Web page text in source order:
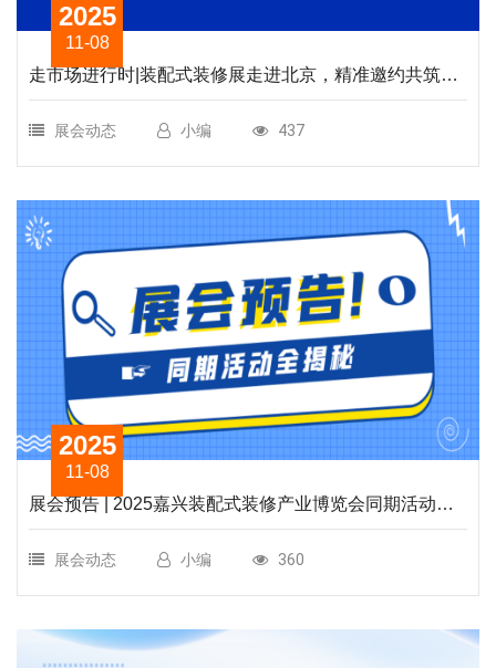
2025
11-08
走市场进行时|装配式装修展走进北京，精准邀约共筑行
业盛会
展会动态 小编 437
2025
11-08
展会预告 | 2025嘉兴装配式装修产业博览会同期活动全
揭秘！
展会动态 小编 360